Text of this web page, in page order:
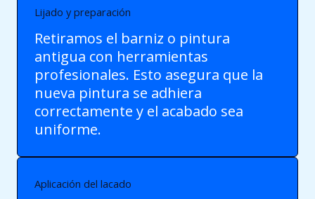
Lijado y preparación
Retiramos el barniz o pintura
antigua con herramientas
profesionales. Esto asegura que la
nueva pintura se adhiera
correctamente y el acabado sea
uniforme.
Aplicación del lacado